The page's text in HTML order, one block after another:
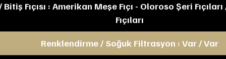
/ Bitiş Fıçısı : Amerikan Meşe Fıçı - Oloroso Şeri
Fıçıları
Renklendirme / Soğuk Filtrasyon : Var / Var